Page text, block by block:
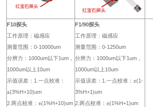
F10探头
工作原理：磁感应
测量范围：0-10000um
分辨力：1000um以下1um，
1000um以上10um
示值误差：1.一点校准：
±(3%H+10)um
2.两点校准：±(1%H+10)um
F1/90探头
工作原理：磁感应
测量范围：0-1250um
分辨力：1000um以下1um，
1000um以上10um
示值误差：1.一点校准：±(1-
3%H+1)um
2.两点校准：±(1%H+1)um